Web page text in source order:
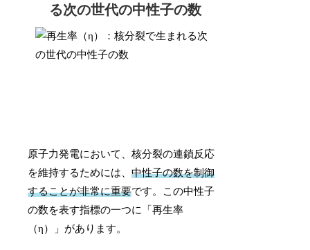
る次の世代の中性子の数
原子力発電において、核分裂の連鎖反応
を維持するためには、中性子の数を制御
することが非常に重要です。この中性子
の数を表す指標の一つに「再生率
（η）」があります。